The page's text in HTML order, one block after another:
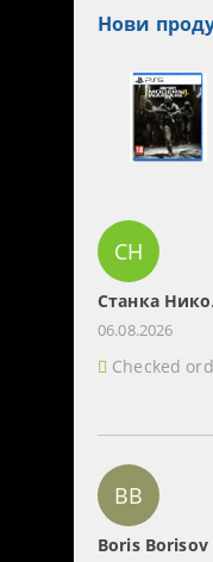
Нови
СН
Станка
06.08.2026
Checked
BB
Boris Borisov